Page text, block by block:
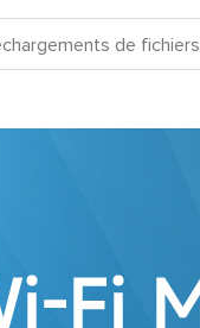
de fichiers